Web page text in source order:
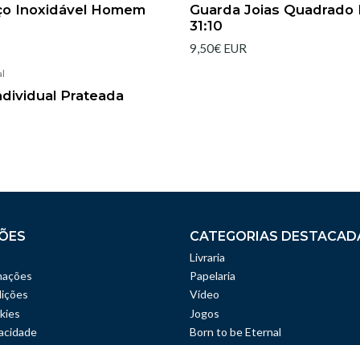
Inoxidável Homem
Guarda Joias
31:10
9,50€ EUR
Prateada
CATEGORIAS
Livraria
Papelaria
Vídeo
Jogos
Born to be Eternal